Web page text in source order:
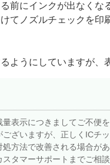
前にインクが出なくな
てノズルチェックを
ようにしていますが
表示につきましてご不便
ざいますが、正しくICチ
方法で改善される場合が
タマーサポートまでご相談